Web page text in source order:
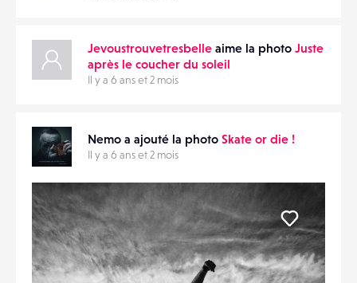
Jevoustrouvetresbelle aime la photo Juste
après le coucher du soleil
Il y a 6 ans et 2 mois
Nemo a ajouté la photo Skate or die !
Il y a 6 ans et 2 mois
Liker